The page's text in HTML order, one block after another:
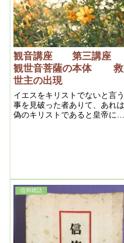
観音講座 第三講
観世音菩薩の本体 救
世主の出現
イエスをキリストでないと言う
事を見破った者ありて、あれは
偽のキリストであると皇帝に告
に大きな功をたてなければなら
ん、その贖罪をなされたのであ
る。それ故イエスは贖罪主であ
る。人類の罪の代表者なのであ
る。人類のお詫びの代行者なの
である。
信仰雑話